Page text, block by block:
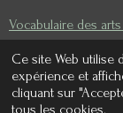
Ce site Web utilise
expérience et
cliquant sur
tous les cookies.
Vocabulaire des
I P